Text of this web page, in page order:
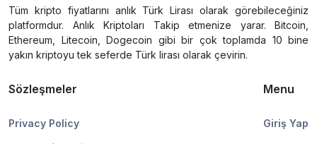
Tüm kripto fiyatlarını anlık Türk Lirası olarak görebileceğiniz
platformdur. Anlık Kriptoları Takip etmenize yarar. Bitcoin,
Ethereum, Litecoin, Dogecoin gibi bir çok toplamda 10 bine
yakın kriptoyu tek seferde Türk lirası olarak çevirin.
Sözleşmeler
Privacy Policy
Menu
Giriş Yap